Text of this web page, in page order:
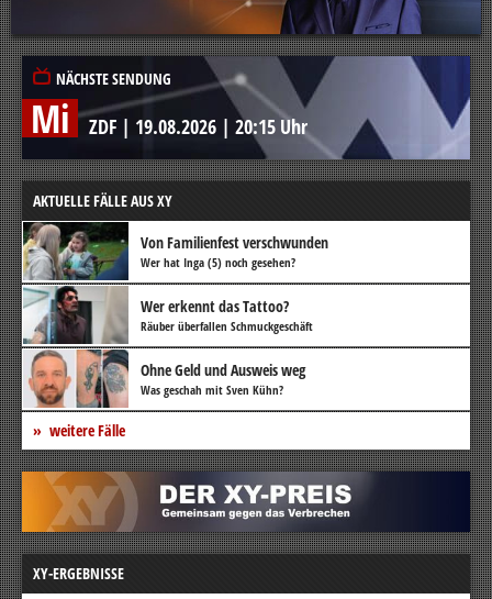
NÄCHSTE SENDUNG
Mi ZDF | 19.08.2026 | 20:15 Uhr
AKTUELLE FÄLLE AUS XY
Von Familienfest verschwunden
Wer hat Inga (5) noch gesehen?
Wer erkennt das Tattoo?
Räuber überfallen Schmuckgeschäft
Ohne Geld und Ausweis weg
Was geschah mit Sven Kühn?
weitere Fälle
XY-ERGEBNISSE